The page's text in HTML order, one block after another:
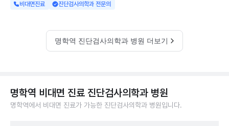
비대면진료 진단검사의학과 전문의
명학역 진단검사의학과 병원 더보기
명학역 비대면 진료 진단검사의학과 병원
명학역에서 비대면 진료가 가능한 진단검사의학과 병원입니다.